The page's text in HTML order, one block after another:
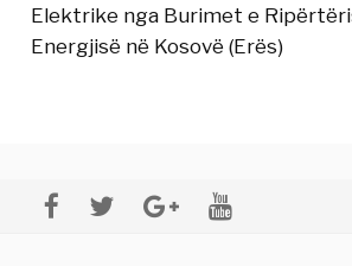
Elektrike nga Burimet e
Energjisë në Kosovë (Erës)